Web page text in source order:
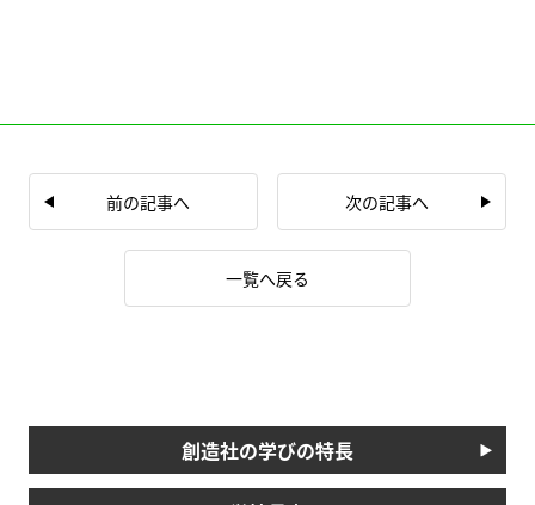
前の記事へ 次の記事へ
一覧へ戻る
創造社の学びの特長